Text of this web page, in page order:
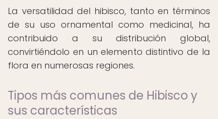
La versatilidad del hibisco, tanto en términos
de su uso ornamental como medicinal, ha
contribuido a su distribución global,
convirtiéndolo en un elemento distintivo de la
flora en numerosas regiones.
Tipos más comunes de Hibisco y
sus características